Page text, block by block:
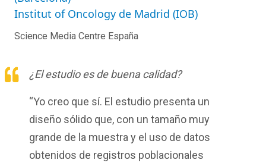
Institut of Oncology de Madrid (IOB)
Science Media Centre España
¿El estudio es de buena calidad?
“Yo creo que sí. El estudio presenta un
diseño sólido que, con un tamaño muy
grande de la muestra y el uso de datos
obtenidos de registros poblacionales